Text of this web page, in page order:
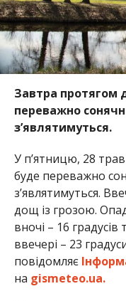
Завтра протягом
переважно
з’являтимуться.
У п’ятницю, 28
буде переважно
з’являтимуться.
дощ із грозою.
вночі – 16
ввечері – 23
повідомляє
на gismeteo.ua.